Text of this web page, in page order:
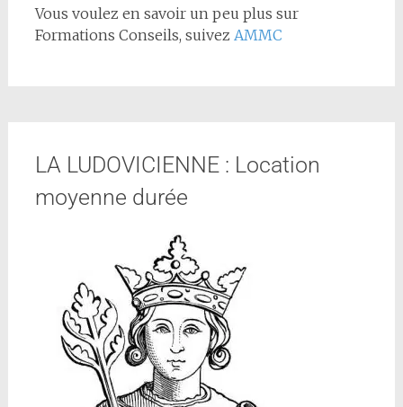
Vous voulez en savoir un peu plus sur
Formations Conseils, suivez AMMC
LA LUDOVICIENNE : Location
moyenne durée